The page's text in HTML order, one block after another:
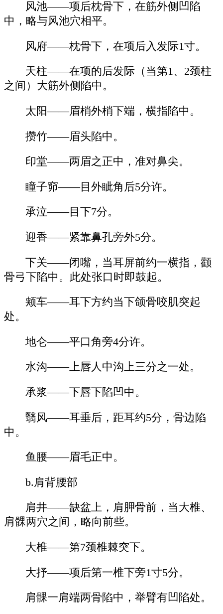
风池——项后枕骨下，在筋外侧凹陷
中，略与风池穴相平。
风府——枕骨下，在项后入发际1寸。
天柱——在项的后发际（当第1、2颈柱
之间）大筋外侧陷中。
太阳——眉梢外梢下端，横指陷中。
攒竹——眉头陷中。
印堂——两眉之正中，准对鼻尖。
瞳子窌——目外眦角后5分许。
承泣——目下7分。
迎香——紧靠鼻孔旁外5分。
下关——闭嘴，当耳屏前约一横指，颧
骨弓下陷中。此处张口时即鼓起。
颊车——耳下方约当下颌骨咬肌突起
处。
地仑——平口角旁4分许。
水沟——上唇人中沟上三分之一处。
承浆——下唇下陷凹中。
翳风——耳垂后，距耳约5分，骨边陷
中。
鱼腰——眉毛正中。
b.肩背腰部
肩井——缺盆上，肩胛骨前，当大椎、
肩髁两穴之间，略向前些。
大椎——第7颈椎棘突下。
大抒——项后第一椎下旁1寸5分。
肩髁一肩端两骨陷中，举臂有凹陷处。